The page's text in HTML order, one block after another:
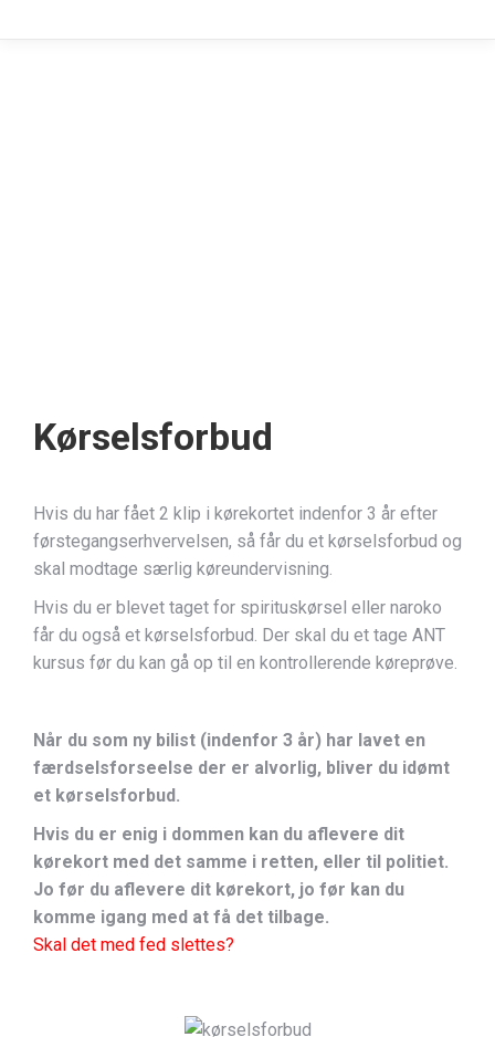
Kørselsforbud
Hvis du har fået 2 klip i kørekortet indenfor 3 år efter
førstegangserhvervelsen, så får du et kørselsforbud og
skal modtage særlig køreundervisning.
Hvis du er blevet taget for spirituskørsel eller naroko
får du også et kørselsforbud. Der skal du et tage ANT
kursus før du kan gå op til en kontrollerende køreprøve.
Når du som ny bilist (indenfor 3 år) har lavet en
færdselsforseelse der er alvorlig, bliver du idømt
et kørselsforbud.
Hvis du er enig i dommen kan du aflevere dit
kørekort med det samme i retten, eller til politiet.
Jo før du aflevere dit kørekort, jo før kan du
komme igang med at få det tilbage.
Skal det med fed slettes?